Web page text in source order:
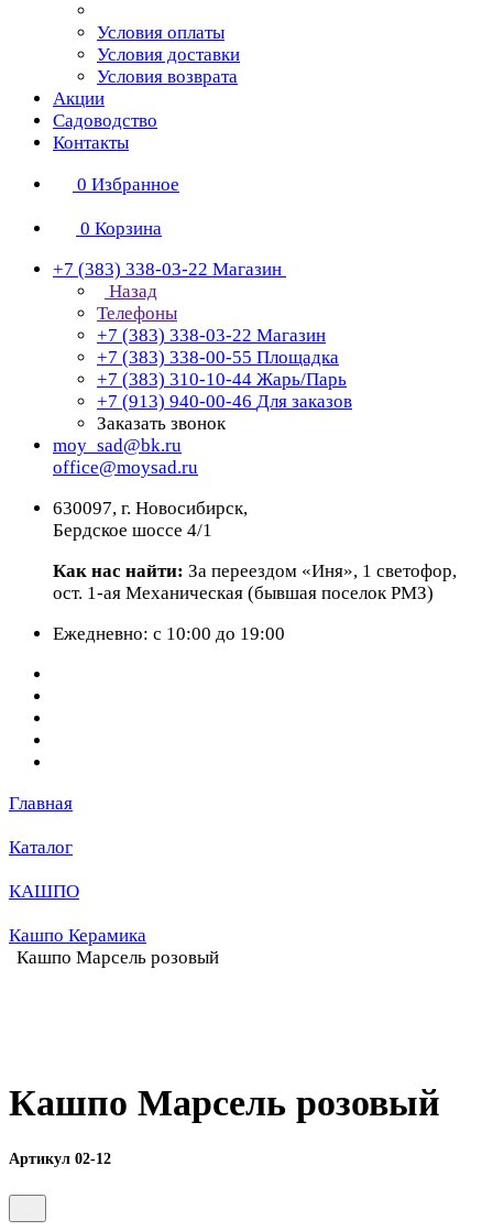
Условия оплаты
Условия доставки
Условия возврата
Акции
Садоводство
Контакты
0 Избранное
0 Корзина
+7 (383) 338-03-22 Магазин
Назад
Телефоны
+7 (383) 338-03-22 Магазин
+7 (383) 338-00-55 Площадка
+7 (383) 310-10-44 Жарь/Парь
+7 (913) 940-00-46 Для заказов
Заказать звонок
moy_sad@bk.ru
office@moysad.ru
630097, г. Новосибирск,
Бердское шоссе 4/1
Как нас найти: За переездом «Иня», 1 светофор,
ост. 1-ая Механическая (бывшая поселок РМЗ)
Ежедневно: с 10:00 до 19:00
Главная
Каталог
КАШПО
Кашпо Керамика
Кашпо Марсель розовый
Кашпо Марсель розовый
Артикул 02-12